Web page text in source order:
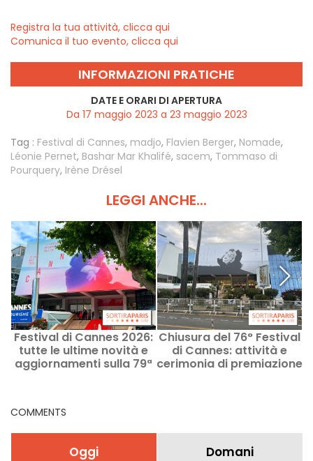
Registra la tua attività, clicca qui
Comunica il tuo evento, clicca qui
INFORMAZIONI PRATICHE
DATE E ORARI DI APERTURA
Da 17 maggio 2023 a 23 maggio 2023
Tag : Festival di Cannes, madjo, Flavien Berger, Nomade,
Léonie Pernet, Bashar Mar Khalifé, sacem, Tommaso di
Pourquery, Irène Drésel
LEGGI ANCHE...
Festival di Cannes 2026:
tutte le ultime novità e
aggiornamenti sulla 79ª
Chiusura del 76° Festival
di Cannes: attività e
cerimonia di premiazione
COMMENTS
Oggi Domani